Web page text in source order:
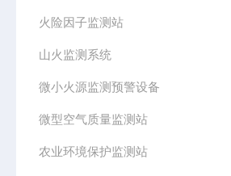
火险因子监测站
山火监测系统
微小火源监测预警设备
微型空气质量监测站
农业环境保护监测站